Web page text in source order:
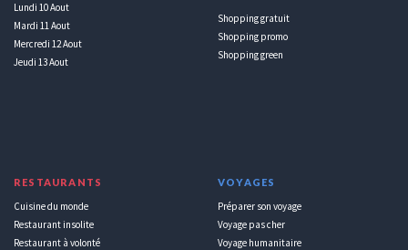
Lundi 10 Aout
Mardi 11 Aout
Mercredi 12 Aout
Jeudi 13 Aout
Shopping gratuit
Shopping promo
Shopping green
RESTAURANTS
Cuisine du monde
Restaurant insolite
Restaurant à volonté
VOYAGES
Préparer son voyage
Voyage pas cher
Voyage humanitaire